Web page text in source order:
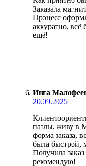
Заказала
Процесс
аккуратно, всё
ещё!
Инга
20.09.2025
пазлы, живу в
форма заказа,
была быстрой,
Получила
рекомендую!